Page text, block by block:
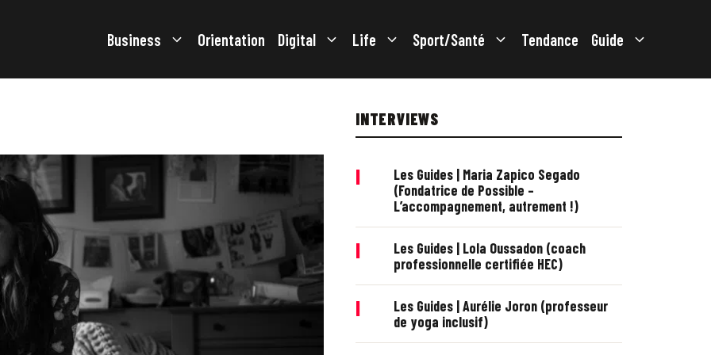
Business Orientation Digital Life Sport/Santé Tendance Guide
INTERVIEWS
|
Les Guides | Maria Zapico Segado
(Fondatrice de Possible –
L’accompagnement, autrement !)
|
Les Guides | Lola Oussadon (coach
professionnelle certifiée HEC)
|
Les Guides | Aurélie Joron (professeur
de yoga inclusif)